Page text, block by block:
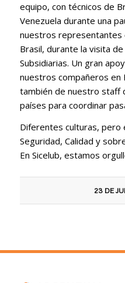
equipo, con técnicos de
Venezuela durante una
nuestros representantes
Brasil, durante la visita
Subsidiarias. Un gran
nuestros compañeros en
también de nuestro staff
países para coordinar
Diferentes culturas, pero
Seguridad, Calidad y
En Sicelub, estamos
23 DE